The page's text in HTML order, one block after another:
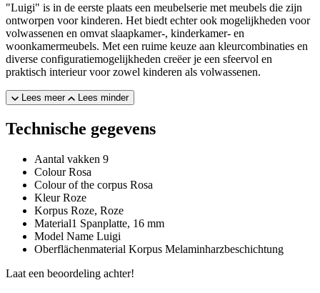
"Luigi" is in de eerste plaats een meubelserie met meubels die zijn
ontworpen voor kinderen. Het biedt echter ook mogelijkheden voor
volwassenen en omvat slaapkamer-, kinderkamer- en
woonkamermeubels. Met een ruime keuze aan kleurcombinaties en
diverse configuratiemogelijkheden creëer je een sfeervol en
praktisch interieur voor zowel kinderen als volwassenen.
Lees meer Lees minder
Technische gegevens
Aantal vakken 9
Colour Rosa
Colour of the corpus Rosa
Kleur Roze
Korpus Roze, Roze
Material1 Spanplatte, 16 mm
Model Name Luigi
Oberflächenmaterial Korpus Melaminharzbeschichtung
Laat een beoordeling achter!